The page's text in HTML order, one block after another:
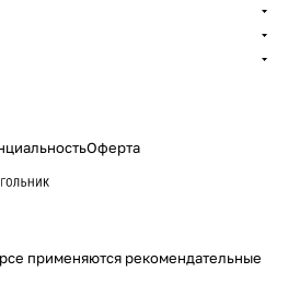
Оферта
применяются рекомендательные